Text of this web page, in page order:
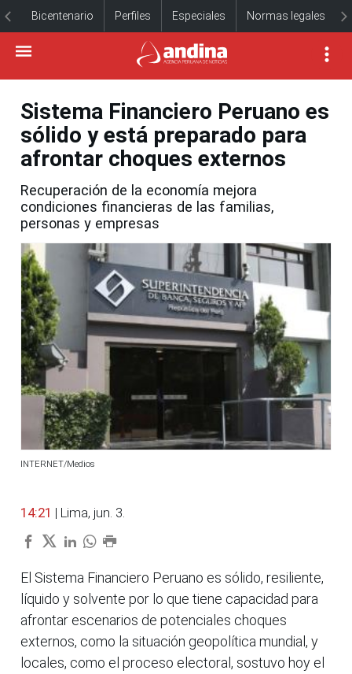
Bicentenario Perfiles Especiales Normas legales
Sistema Financiero Peruano es
sólido y está preparado para
afrontar choques externos
Recuperación de la economía mejora
condiciones financieras de las familias,
personas y empresas
INTERNET/Medios
14:21 | Lima, jun. 3.
El Sistema Financiero Peruano es sólido, resiliente,
líquido y solvente por lo que tiene capacidad para
afrontar escenarios de potenciales choques
externos, como la situación geopolítica mundial, y
locales, como el proceso electoral, sostuvo hoy el